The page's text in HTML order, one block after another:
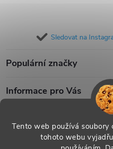
Tento web používá soubory
tohoto webu
Sledovat na
Populární značky
Informace pro Vás